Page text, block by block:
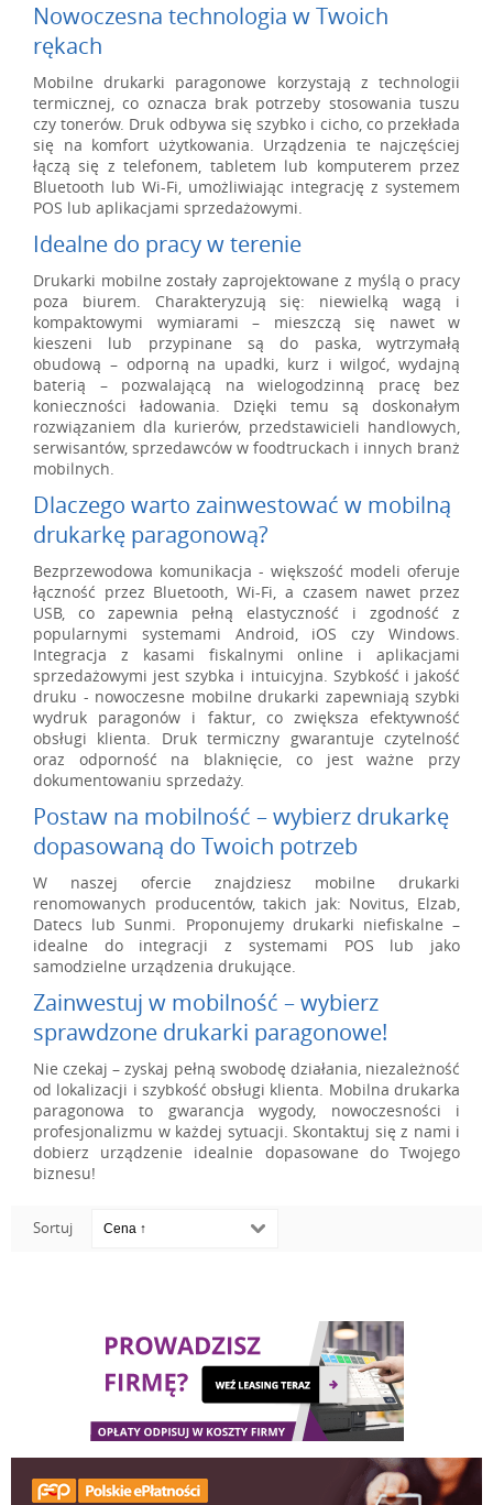
Nowoczesna technologia w Twoich
rękach
Mobilne drukarki paragonowe korzystają z technologii
termicznej, co oznacza brak potrzeby stosowania tuszu
czy tonerów. Druk odbywa się szybko i cicho, co przekłada
się na komfort użytkowania. Urządzenia te najczęściej
łączą się z telefonem, tabletem lub komputerem przez
Bluetooth lub Wi-Fi, umożliwiając integrację z systemem
POS lub aplikacjami sprzedażowymi.
Idealne do pracy w terenie
Drukarki mobilne zostały zaprojektowane z myślą o pracy
poza biurem. Charakteryzują się: niewielką wagą i
kompaktowymi wymiarami – mieszczą się nawet w
kieszeni lub przypinane są do paska, wytrzymałą
obudową – odporną na upadki, kurz i wilgoć, wydajną
baterią – pozwalającą na wielogodzinną pracę bez
konieczności ładowania. Dzięki temu są doskonałym
rozwiązaniem dla kurierów, przedstawicieli handlowych,
serwisantów, sprzedawców w foodtruckach i innych branż
mobilnych.
Dlaczego warto zainwestować w mobilną
drukarkę paragonową?
Bezprzewodowa komunikacja - większość modeli oferuje
łączność przez Bluetooth, Wi-Fi, a czasem nawet przez
USB, co zapewnia pełną elastyczność i zgodność z
popularnymi systemami Android, iOS czy Windows.
Integracja z kasami fiskalnymi online i aplikacjami
sprzedażowymi jest szybka i intuicyjna. Szybkość i jakość
druku - nowoczesne mobilne drukarki zapewniają szybki
wydruk paragonów i faktur, co zwiększa efektywność
obsługi klienta. Druk termiczny gwarantuje czytelność
oraz odporność na blaknięcie, co jest ważne przy
dokumentowaniu sprzedaży.
Postaw na mobilność – wybierz drukarkę
dopasowaną do Twoich potrzeb
W naszej ofercie znajdziesz mobilne drukarki
renomowanych producentów, takich jak: Novitus, Elzab,
Datecs lub Sunmi. Proponujemy drukarki niefiskalne –
idealne do integracji z systemami POS lub jako
samodzielne urządzenia drukujące.
Zainwestuj w mobilność – wybierz
sprawdzone drukarki paragonowe!
Nie czekaj – zyskaj pełną swobodę działania, niezależność
od lokalizacji i szybkość obsługi klienta. Mobilna drukarka
paragonowa to gwarancja wygody, nowoczesności i
profesjonalizmu w każdej sytuacji. Skontaktuj się z nami i
dobierz urządzenie idealnie dopasowane do Twojego
biznesu!
Sortuj